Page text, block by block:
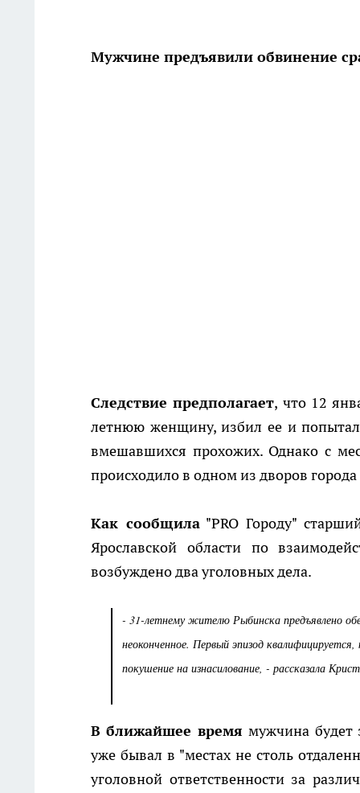
Мужчине предъявили обвинение
Следствие предполагает, что 12
летнюю женщину, избил ее и
вмешавшихся прохожих. Однако с
происходило в одном из дворов
Как сообщила"PRO Городу"
Ярославской области по
возбуждено два уголовных дела.
- 31-летнему жителю Рыбинска предъявлено
неоконченное. Первый эпизод
покушение на изнасилование, - рассказала
В ближайшее времямужчина будет
уже бывал в "местах не столь
уголовной ответственности за